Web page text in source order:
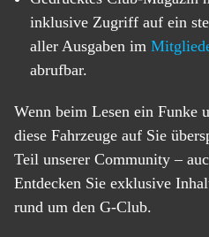
inklusive Zugriff auf ein
aller Ausgaben im
abrufbar.
Wenn beim Lesen ein Funke
diese Fahrzeuge auf Sie
Teil unserer Community –
Entdecken Sie exklusive
rund um den G-Club.